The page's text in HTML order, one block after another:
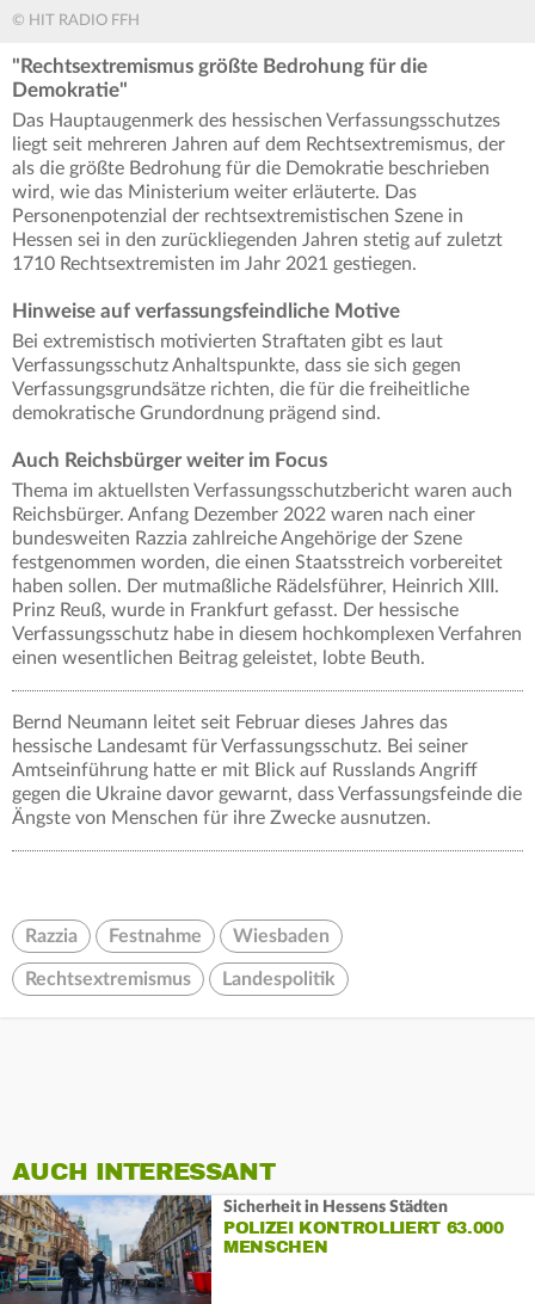
© HIT RADIO FFH
"Rechtsextremismus größte Bedrohung für die
Demokratie"
Das Hauptaugenmerk des hessischen Verfassungsschutzes
liegt seit mehreren Jahren auf dem Rechtsextremismus, der
als die größte Bedrohung für die Demokratie beschrieben
wird, wie das Ministerium weiter erläuterte. Das
Personenpotenzial der rechtsextremistischen Szene in
Hessen sei in den zurückliegenden Jahren stetig auf zuletzt
1710 Rechtsextremisten im Jahr 2021 gestiegen.
Hinweise auf verfassungsfeindliche Motive
Bei extremistisch motivierten Straftaten gibt es laut
Verfassungsschutz Anhaltspunkte, dass sie sich gegen
Verfassungsgrundsätze richten, die für die freiheitliche
demokratische Grundordnung prägend sind.
Auch Reichsbürger weiter im Focus
Thema im aktuellsten Verfassungsschutzbericht waren auch
Reichsbürger. Anfang Dezember 2022 waren nach einer
bundesweiten Razzia zahlreiche Angehörige der Szene
festgenommen worden, die einen Staatsstreich vorbereitet
haben sollen. Der mutmaßliche Rädelsführer, Heinrich XIII.
Prinz Reuß, wurde in Frankfurt gefasst. Der hessische
Verfassungsschutz habe in diesem hochkomplexen Verfahren
einen wesentlichen Beitrag geleistet, lobte Beuth.
Bernd Neumann leitet seit Februar dieses Jahres das
hessische Landesamt für Verfassungsschutz. Bei seiner
Amtseinführung hatte er mit Blick auf Russlands Angriff
gegen die Ukraine davor gewarnt, dass Verfassungsfeinde die
Ängste von Menschen für ihre Zwecke ausnutzen.
Razzia Festnahme Wiesbaden
Rechtsextremismus Landespolitik
AUCH INTERESSANT
Sicherheit in Hessens Städten
POLIZEI KONTROLLIERT 63.000
MENSCHEN